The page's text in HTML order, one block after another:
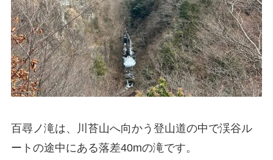
百尋ノ滝は、川苔山へ向かう登山道の中で渓谷ル
ートの途中にある落差40mの滝です。